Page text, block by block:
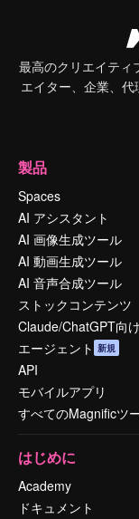
最高のクリエイティ
エイター、企業、
製品
Spaces
AI アシスタント
AI 画像生成ツール
AI 動画生成ツール
AI 音声合成ツール
ストックコンテンツ
Claude/ChatGPT向
エージェント 新規
API
モバイルアプリ
すべてのMagnificツ
はじめに
Academy
ドキュメント